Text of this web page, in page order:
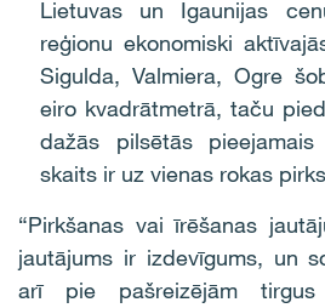
Lietuvas un Igaunijas
reģionu ekonomiski
Sigulda, Valmiera, Ogre
eiro kvadrātmetrā, taču
dažās pilsētās
skaits ir uz vienas rokas
“Pirkšanas vai īrēšanas
jautājums ir izdevīgums, un
arī pie pašreizējām tirgus